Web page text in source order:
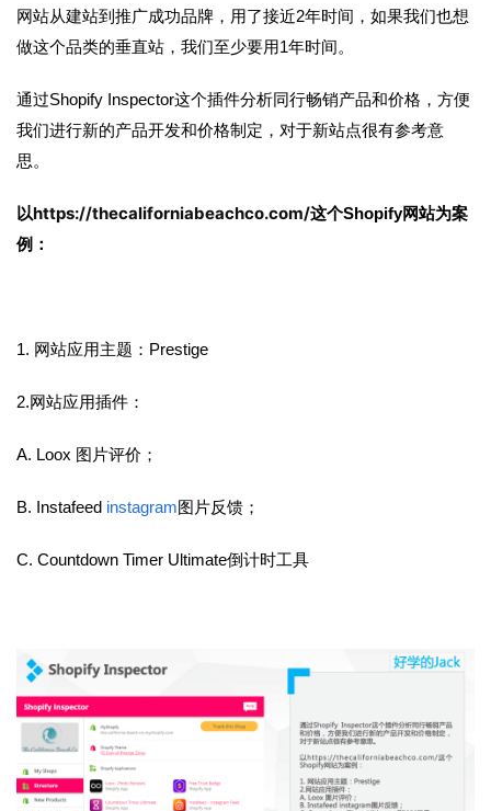
网站从建站到推广成功品牌，用了接近2年时间，如果我们也想
做这个品类的垂直站，我们至少要用1年时间。
通过Shopify Inspector这个插件分析同行畅销产品和价格，方便
我们进行新的产品开发和价格制定，对于新站点很有参考意
思。
以https://thecaliforniabeachco.com/这个Shopify网站为案
例：
1. 网站应用主题：Prestige
2.网站应用插件：
A. Loox 图片评价；
B. Instafeed instagram图片反馈；
C. Countdown Timer Ultimate倒计时工具